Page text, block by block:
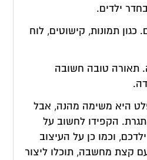
ילדים.
כגון תמונות, קישוטים, לוח
תאורה טובה חשובה
היא משימה מהנה, אבל
הקפידו לחשוב על
וכמו כן על העיצוב
קצת מחשבה, תוכלו ליצור